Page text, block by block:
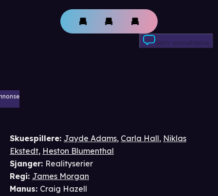
Skriv anmeldelse
Skuespillere: Jayde Adams, Carla Hall, Niklas
Ekstedt, Heston Blumenthal
Sjanger: Realityserier
Regi: James Morgan
Manus: Craig Hazell